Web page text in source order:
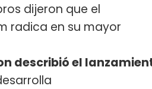
dijeron que el
radica en su mayor
describió el